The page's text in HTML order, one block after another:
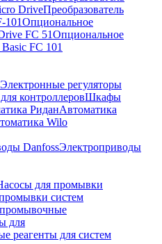
DriveПреобразователь
101Опциональное
FC 51Опциональное
FC 101
Электронные регуляторы
контроллеровШкафы
РиданАвтоматика
Wilo
DanfossЭлектроприводы
для промывки
систем
для
реагенты для систем